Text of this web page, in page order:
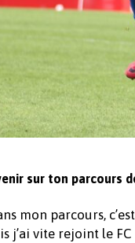
sur ton parcours
mon parcours,
j’ai vite rejoint le